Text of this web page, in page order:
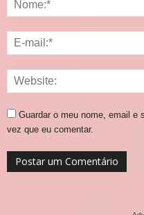
Guardar o meu nome, email e
vez que eu comentar.